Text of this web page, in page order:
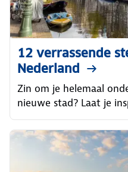
12 verrassende
Nederland
Zin om je helemaal
nieuwe stad? Laat je